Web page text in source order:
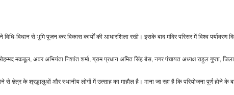
विधि-विधान से भूमि पूजन कर विकास कार्यों की आधारशिला रखी। इसके बाद मंदिर परिसर में विश्व
मकबूल, अवर अभियंता निशांत शर्मा, ग्राम प्रधान अमित सिंह बैस, नगर पंचायत अध्यक्ष राहुल गुप्ता,
से क्षेत्र के श्रद्धालुओं और स्थानीय लोगों में उत्साह का माहौल है। माना जा रहा है कि परियोजना पूर्ण होने